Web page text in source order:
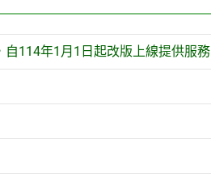
114年1月1日起改版上線提供服務